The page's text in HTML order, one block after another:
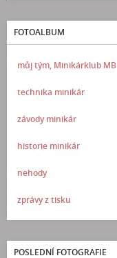
FOTOALBUM
můj tým, Minikárklub MB
technika minikár
závody minikár
historie minikár
nehody
zprávy z tisku
POSLEDNÍ FOTOGRAFIE